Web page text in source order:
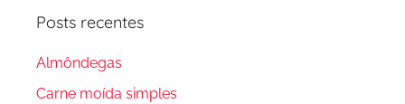
Posts recentes
Almôndegas
Carne moída simples